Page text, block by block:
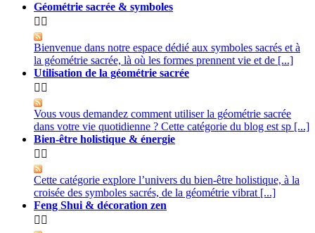
Géométrie sacrée & symboles
 
Bienvenue dans notre espace dédié aux symboles sacrés et à
la géométrie sacrée, là où les formes prennent vie et de [...]
Utilisation de la géométrie sacrée
 
Vous vous demandez comment utiliser la géométrie sacrée
dans votre vie quotidienne ? Cette catégorie du blog est sp [...]
Bien-être holistique & énergie
 
Cette catégorie explore l’univers du bien-être holistique, à la
croisée des symboles sacrés, de la géométrie vibrat [...]
Feng Shui & décoration zen
 